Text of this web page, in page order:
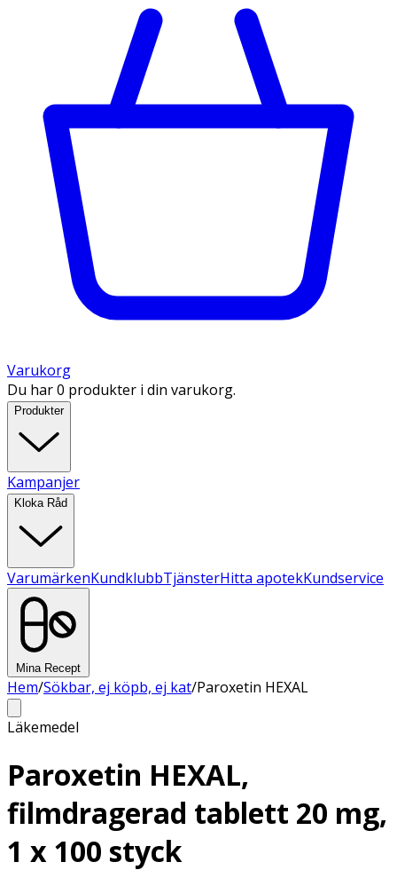
Varukorg
Du har 0 produkter i din varukorg.
Produkter
Kampanjer
Kloka Råd
VarumärkenKundklubbTjänsterHitta apotekKundservice
Mina Recept
Hem/Sökbar, ej köpb, ej kat/Paroxetin HEXAL
Läkemedel
Paroxetin HEXAL,
filmdragerad tablett 20 mg,
1 x 100 styck